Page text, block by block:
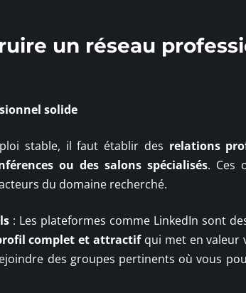
un réseau
solide
stable, il faut établir des relations
ou des salons spécialisés. Ces
du domaine recherché.
: Les plateformes comme LinkedIn sont
complet et attractifqui met en valeur
des groupes pertinents où vous